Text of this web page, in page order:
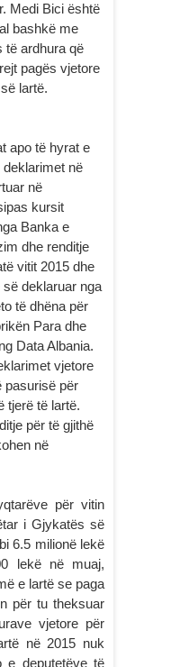
Medi Bici është
bashkë me
të ardhura që
pagës vjetore
lartë.
apo të hyrat e
në
në
kursit
Banka e
dhe renditje
vitit 2015 dhe
deklaruar nga
të dhëna për
Para dhe
Data Albania.
vjetore
pasurisë për
tjerë të lartë.
për të gjithë
në
për vitin
i Gjykatës së
6.5 milionë lekë
lekë në muaj,
e lartë se paga
për tu theksuar
vjetore për
në 2015 nuk
deputetëve të